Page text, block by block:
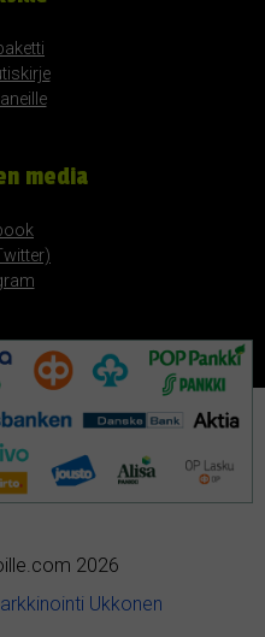
media
2026
Ukkonen